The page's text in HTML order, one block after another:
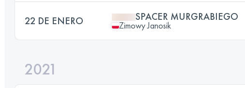
22 DE ENERO SPACER MURGRABIEGO
Zimowy Janosik
2021